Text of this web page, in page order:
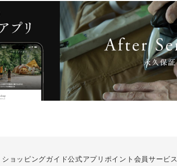
ショッピングガイド公式アプリ ポイント会員サービス